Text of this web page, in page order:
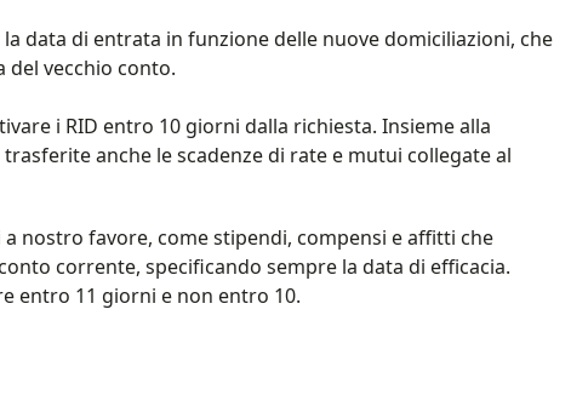
data di entrata in funzione delle nuove domiciliazioni, che
del vecchio conto.
i RID entro 10 giorni dalla richiesta. Insieme alla
anche le scadenze di rate e mutui collegate al
nostro favore, come stipendi, compensi e affitti che
corrente, specificando sempre la data di efficacia.
entro 11 giorni e non entro 10.